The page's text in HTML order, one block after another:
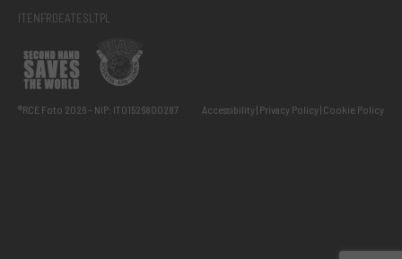
ITENFRDEATESLTPL
®RCE Foto 2026 – NIP: IT01526800287 Accessibility Privacy Policy Cookie Policy